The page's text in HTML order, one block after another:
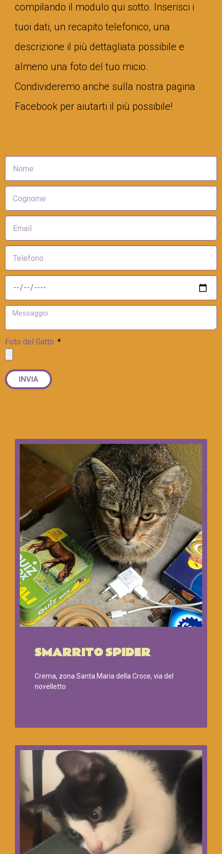
compilando il modulo qui sotto. Inserisci i
tuoi dati, un recapito telefonico, una
descrizione il più dettagliata possibile e
almeno una foto del tuo micio.
Condivideremo anche sulla nostra pagina
Facebook per aiutarti il più possibile!
Foto del Gatto
INVIA
SMARRITO SPIDER
Crema, zona Santa Maria della Croce, via del
novelletto